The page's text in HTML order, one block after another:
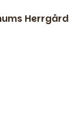
Herrgård